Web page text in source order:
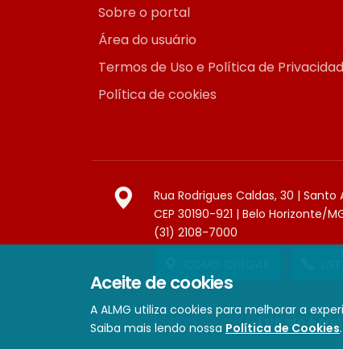
Aceite de cookies
A ALMG utiliza cookies para melhorar a
Saiba mais lendo nossa Política de Cookies.
Sobre o portal
Área do usuário
Termos de Uso e Política de
Política de cookies
Rua Rodrigues Caldas, 30 | Santo
CEP 30190-921 | Belo Horizonte/
(31) 2108-7000
Este site é